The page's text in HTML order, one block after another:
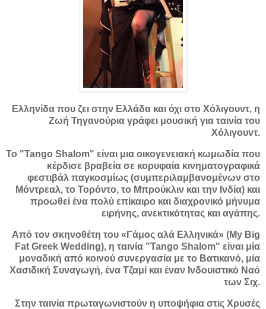
Ελληνίδα που ζει στην Ελλάδα και όχι στο Χόλιγουντ, η
Ζωή Τηγανούρια γράφει μουσική για ταινία του
Χόλιγουντ.
Το "Tango Shalom" είναι μια οικογενειακή κωμωδία που
κέρδισε βραβεία σε κορυφαία κινηματογραφικά
φεστιβάλ παγκοσμίως (συμπεριλαμβανομένων στο
Μόντρεαλ, το Τορόντο, το Μπρούκλιν και την Ινδία) και
προωθεί ένα πολύ επίκαιρο και διαχρονικό μήνυμα
ειρήνης, ανεκτικότητας και αγάπης.
Από τον σκηνοθέτη του «Γάμος αλά Ελληνικά» (My Big
Fat Greek Wedding), η ταινία "Tango Shalom" είναι μία
μοναδική από κοινού συνεργασία με το Βατικανό, μία
Χασιδική Συναγωγή, ένα Τζαμί και έναν Ινδουιστικό Ναό
των Σιχ.
Στην ταινία πρωταγωνιστούν η υποψήφια στις Χρυσές